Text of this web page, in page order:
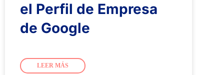
el Perfil de Empresa
de Google
LEER MÁS